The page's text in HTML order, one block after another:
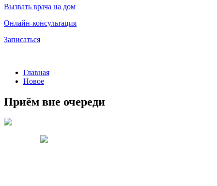
Вызвать врача на дом
Онлайн-консультация
Записаться
Главная
Новое
Приём вне очереди